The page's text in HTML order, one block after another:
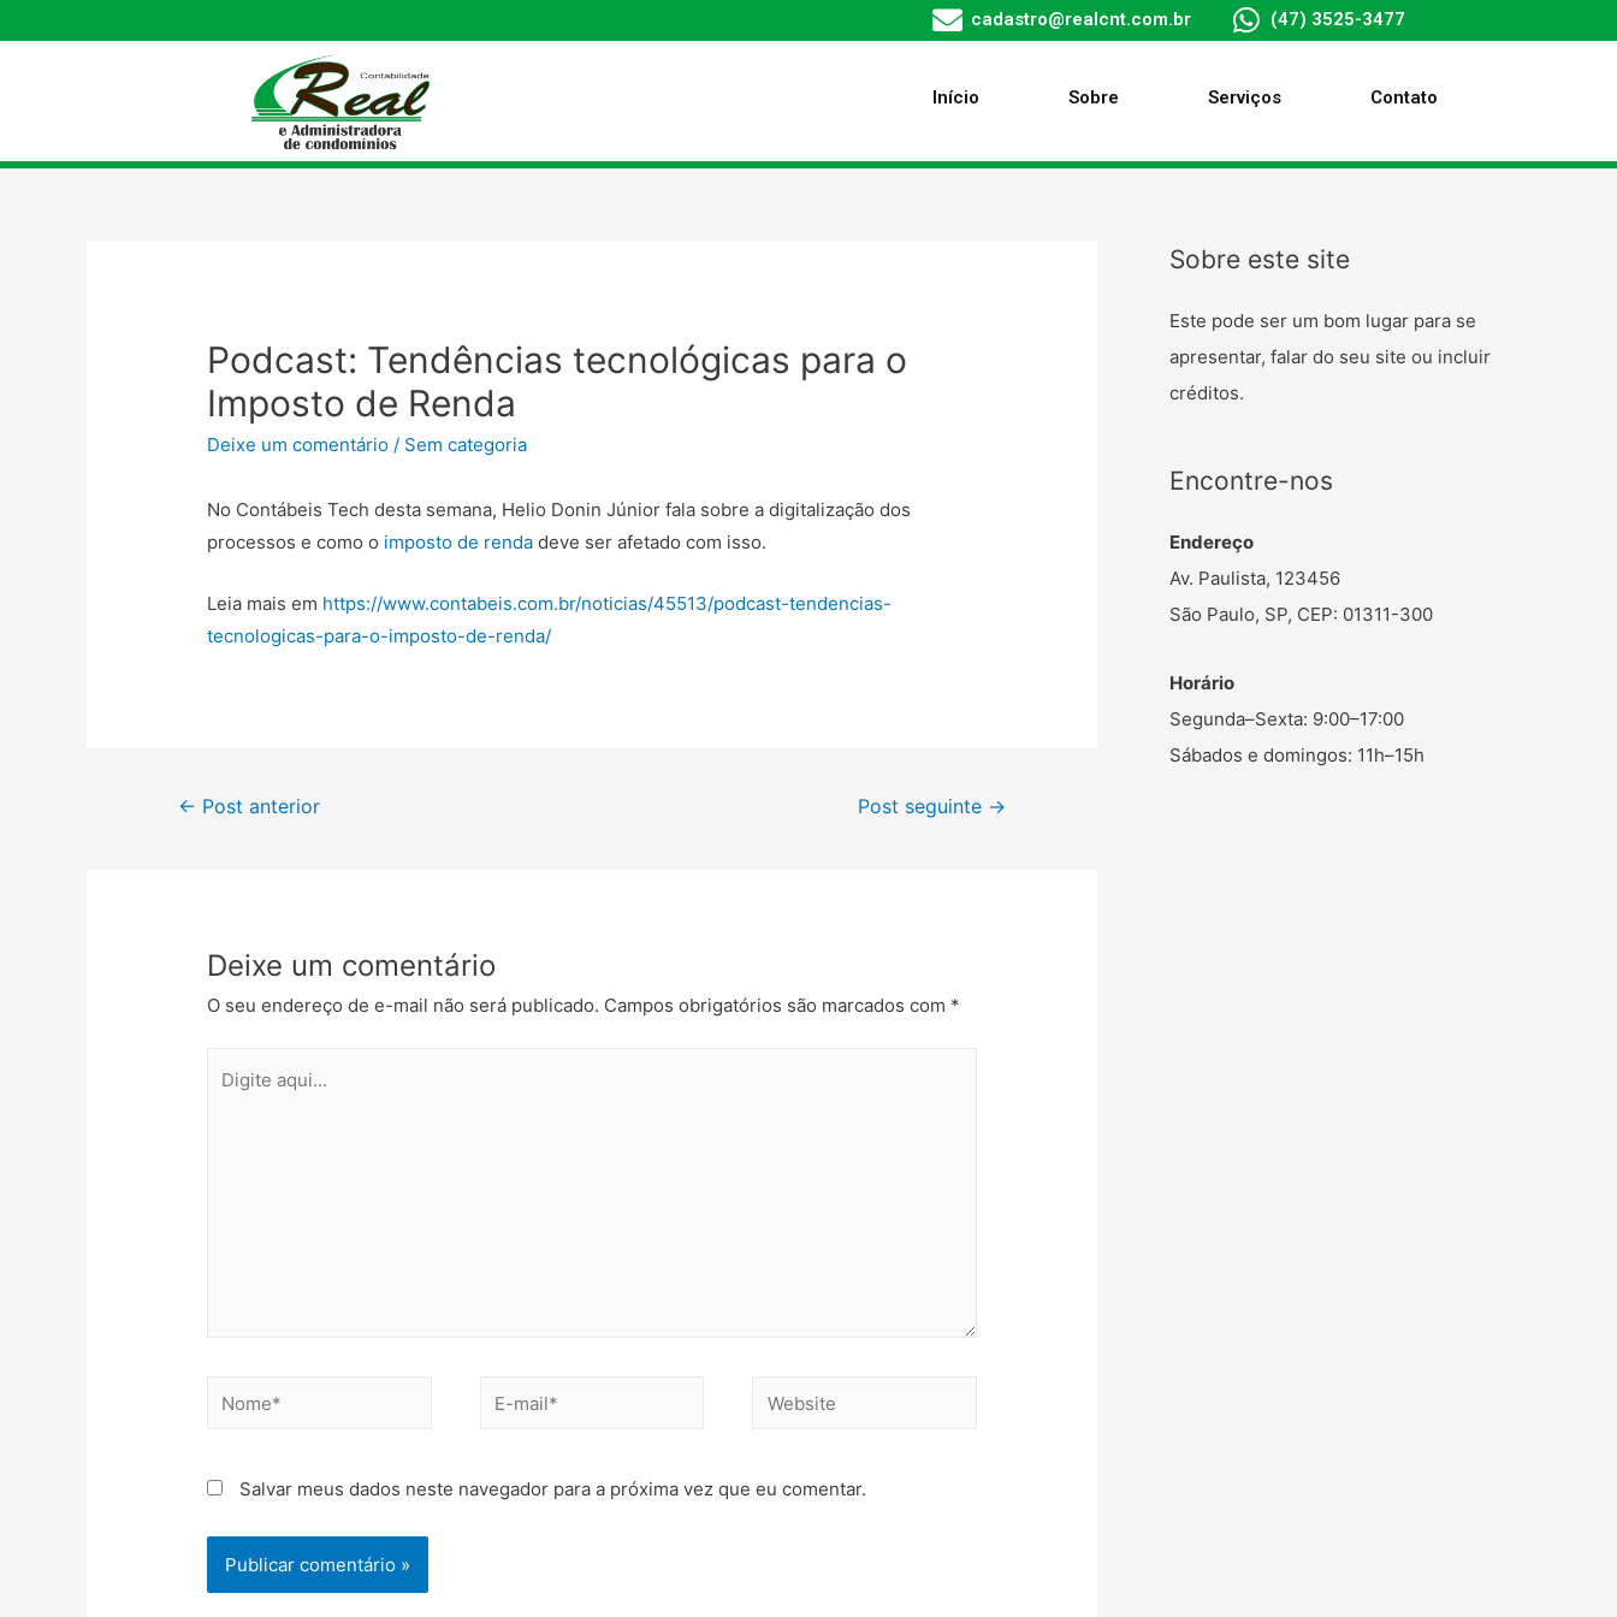
cadastro@realcnt.com.br (47) 3525-3477
Início Sobre Serviços Contato
Podcast: Tendências tecnológicas para o
Imposto de Renda
Deixe um comentário / Sem categoria
No Contábeis Tech desta semana, Helio Donin Júnior fala sobre a digitalização dos
processos e como o imposto de renda deve ser afetado com isso.
Leia mais em https://www.contabeis.com.br/noticias/45513/podcast-tendencias-
tecnologicas-para-o-imposto-de-renda/
← Post anterior Post seguinte →
Deixe um comentário
O seu endereço de e-mail não será publicado. Campos obrigatórios são marcados com *
Salvar meus dados neste navegador para a próxima vez que eu comentar.
Sobre este site
Este pode ser um bom lugar para se
apresentar, falar do seu site ou incluir
créditos.
Encontre-nos
Endereço
Av. Paulista, 123456
São Paulo, SP, CEP: 01311-300
Horário
Segunda–Sexta: 9:00–17:00
Sábados e domingos: 11h–15h